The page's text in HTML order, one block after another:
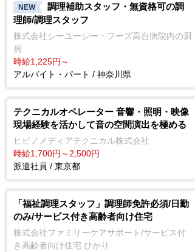
NEW
調理補助スタッフ・無資格可の調
理師/調理スタッフ
株式会社シーユーシー・フーズ高台病院内の厨
房
時給1,225円～
アルバイト・パート / 神奈川県
テクニカルオペレーター 音響・照明・映像
現場経験を活かして音の空間演出を極める
ヒビノメディアテクニカル株式会社
時給1,700円～2,500円
派遣社員 / 東京都
「福祉調理スタッフ」調理師免許必須/日勤
のみ/サービス付き高齢者向け住宅
株式会社ファミリーケアサポート/サービス付
き高齢者向け住宅 ひかり